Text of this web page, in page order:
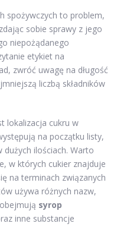
spożywczych to problem,
sobie sprawy z jego
niepożądanego
etykiet na
zwróć uwagę na długość
liczbą składników
lokalizacja cukru w
na początku listy,
ilościach. Warto
w których cukier znajduje
na terminach związanych
używa różnych nazw,
syrop
inne substancje